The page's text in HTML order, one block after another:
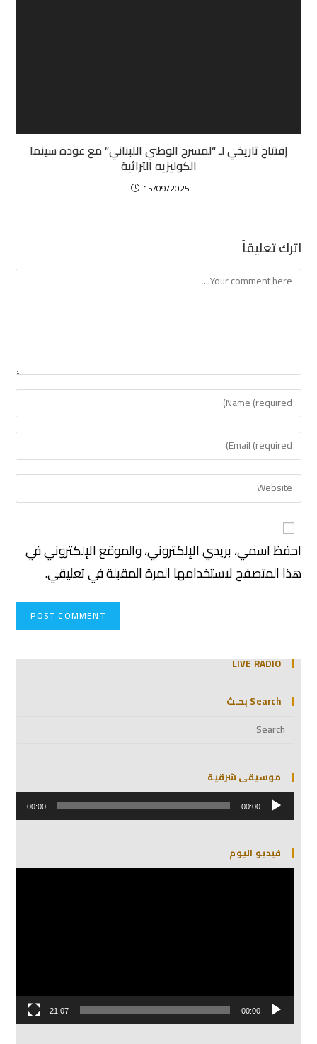
إفتتاح تاريخي لـ “لمسرح الوطني اللبناني” مع عودة سينما
الكوليزيه التراثية
15/09/2025
اترك تعليقاً
احفظ اسمي، بريدي الإلكتروني، والموقع الإلكتروني في
هذا المتصفح لاستخدامها المرة المقبلة في تعليقي.
LIVE RADIO
Search بحـث
موسيقى شرقية
مشغل
الصوت 00:00
00:00
فيديو اليوم
مشغل
00:00
21:07